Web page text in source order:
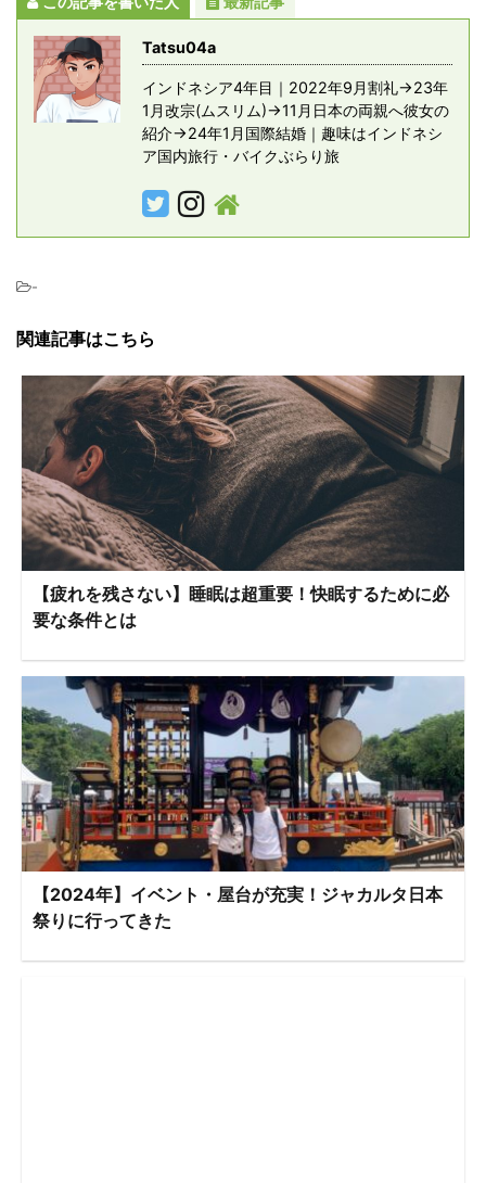
Tatsu04a
インドネシア4年目｜2022年9月割礼→23年
1月改宗(ムスリム)→11月日本の両親へ彼女の
紹介→24年1月国際結婚｜趣味はインドネシ
ア国内旅行・バイクぶらり旅
-
関連記事はこちら
【疲れを残さない】睡眠は超重要！快眠するために必
要な条件とは
【2024年】イベント・屋台が充実！ジャカルタ日本
祭りに行ってきた